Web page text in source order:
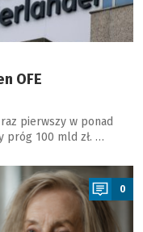
OFE
pierwszy w ponad
próg 100 mld zł. …
0